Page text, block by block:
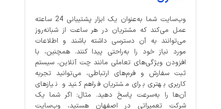
وب‌سایت شما به‌عنوان یک ابزار پشتیبانی 24 ساعته
عمل می‌کند که مشتریان در هر ساعت از شبانه‌روز
می‌توانند به آن دسترسی داشته باشند و اطلاعات
مورد نیاز خود را به‌راحتی پیدا کنند. همچنین، با
افزودن ویژگی‌های تعاملی مانند چت آنلاین، سیستم
ثبت سفارش و فرم‌های ارتباطی، می‌توانید تجربه
کاربری بهتری برای مشتریان فراهم کنید و نیازهای
آن‌ها را به‌سرعت پاسخ دهید. مثال: اگر شما یک
شرکت تعمیراتی در اصفهان هستید، وب‌سایت